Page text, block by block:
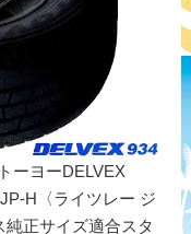
ーヨーDELVEX
H〈ライツレー ジ
純正サイズ適合スタ